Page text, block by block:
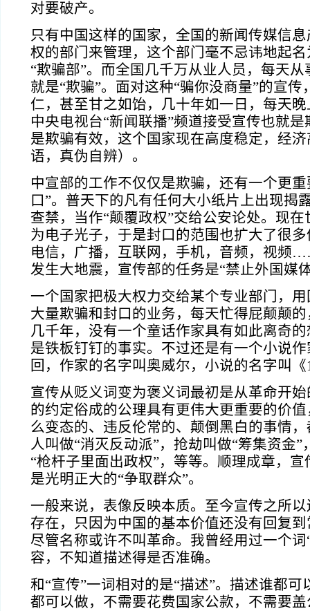
对要破产。
只有中国这样的国家，全国的新闻传媒信
权的部门来管理，这个部门毫不忌讳地起名
“欺骗部”。而全国几千万从业人员，每天
就是“欺骗”。面对这种“骗你没商量”的宣
仁，甚至甘之如饴，几十年如一日，每天
中央电视台“新闻联播”频道接受宣传也就
是欺骗有效，这个国家现在高度稳定，经
语，真伪自辨）。
中宣部的工作不仅仅是欺骗，还有一个更
口”。普天下的凡有任何大小纸片上出现揭
查禁，当作“颠覆政权”交给公安论处。现
为电子光子，于是封口的范围也扩大了很
电信，广播，互联网，手机，音频，视频
发生大地震，宣传部的任务是“禁止外国媒
一个国家把极大权力交给某个专业部门，
大量欺骗和封口的业务，每天忙得屁颠颠
几千年，没有一个童话作家具有如此离奇
是铁板钉钉的事实。不过还是有一个小说
回，作家的名字叫奥威尔，小说的名字叫《
宣传从贬义词变为褒义词最初是从革命开
的约定俗成的公理具有更伟大更重要的价
么变态的、违反伦常的、颠倒黑白的事情
人叫做“消灭反动派”，抢劫叫做“筹集资金
“枪杆子里面出政权”，等等。顺理成章，
是光明正大的“争取群众”。
一般来说，表像反映本质。至今宣传之所
存在，只因为中国的基本价值还没有回复
尽管名称或许不叫革命。我曾经用过一个词
容，不知道描述得是否准确。
和“宣传”一词相对的是“描述”。描述谁都
都可以做，不需要花费国家公款，不需要